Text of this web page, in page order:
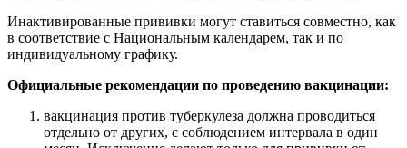
Инактивированные прививки могут ставиться совместно, как
в соответствие с Национальным календарем, так и по
индивидуальному графику.
Официальные рекомендации по проведению вакцинации:
вакцинация против туберкулеза должна проводиться
отдельно от других, с соблюдением интервала в один